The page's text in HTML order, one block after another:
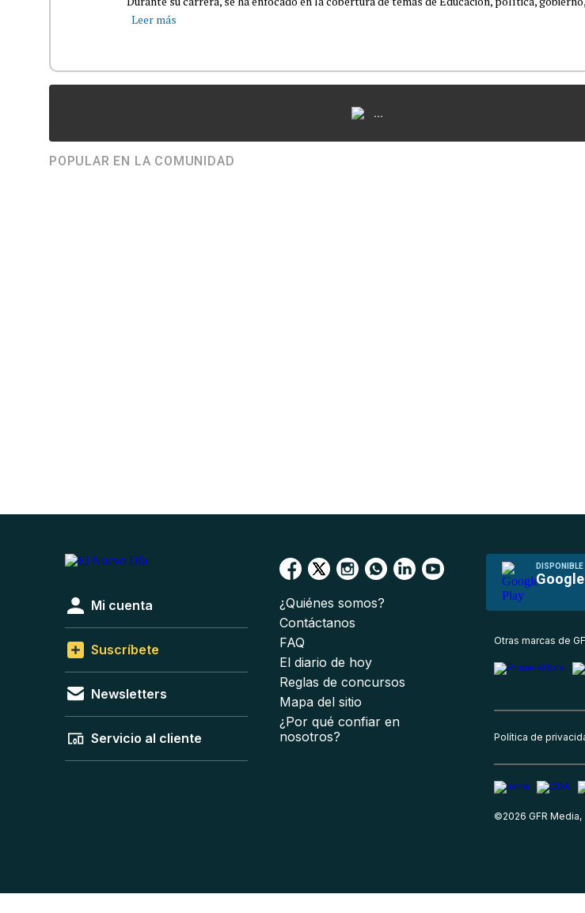
Leer más
...
POPULAR EN LA COMUNIDAD
DISPONIBLE
Mi cuenta
Suscríbete
Newsletters
Servicio al cliente
¿Quiénes somos?
Contáctanos
FAQ
El diario de hoy
Reglas de concursos
Mapa del sitio
¿Por qué confiar en
nosotros?
Otras marcas de
Política de
©2026 GFR